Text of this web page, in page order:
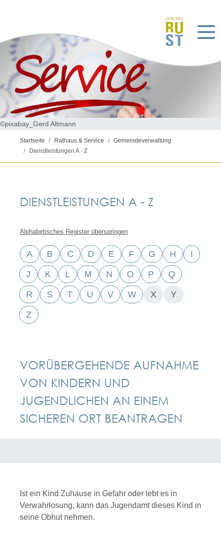
©pixabay_Gerd Altmann
Startseite Rathaus & Service
Gemeindeverwaltung
Dienstleistungen A - Z
DIENSTLEISTUNGEN A - Z
Alphabetisches Register überspringen
A B C D E F G H I
J K L M N O P Q
R S T U V W X Y
Z
VORÜBERGEHENDE AUFNAHME
VON KINDERN UND
JUGENDLICHEN AN EINEM
SICHEREN ORT BEANTRAGEN
Ist ein Kind Zuhause in Gefahr oder lebt es in
Verwahrlosung, kann das Jugendamt dieses Kind in
seine Obhut nehmen.